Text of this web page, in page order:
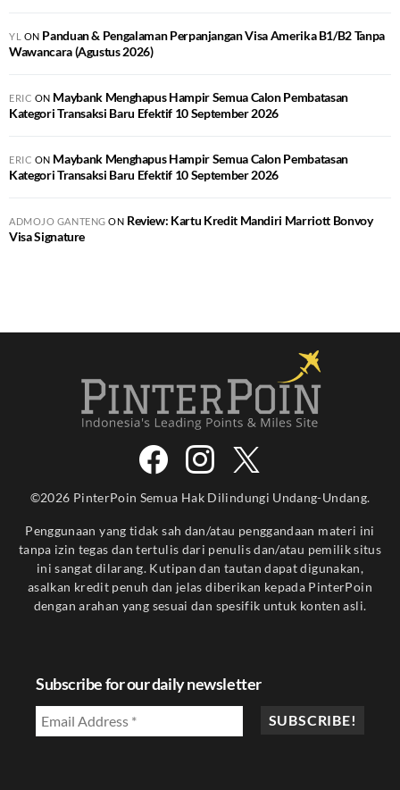
YL ON Panduan & Pengalaman Perpanjangan Visa Amerika B1/B2 Tanpa
Wawancara (Agustus 2026)
ERIC ON Maybank Menghapus Hampir Semua Calon Pembatasan
Kategori Transaksi Baru Efektif 10 September 2026
ERIC ON Maybank Menghapus Hampir Semua Calon Pembatasan
Kategori Transaksi Baru Efektif 10 September 2026
ADMOJO GANTENG ON Review: Kartu Kredit Mandiri Marriott Bonvoy
Visa Signature
©2026 PinterPoin Semua Hak Dilindungi Undang-Undang.
Penggunaan yang tidak sah dan/atau penggandaan materi ini
tanpa izin tegas dan tertulis dari penulis dan/atau pemilik situs
ini sangat dilarang. Kutipan dan tautan dapat digunakan,
asalkan kredit penuh dan jelas diberikan kepada PinterPoin
dengan arahan yang sesuai dan spesifik untuk konten asli.
Subscribe for our daily newsletter